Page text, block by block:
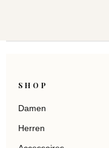
SHOP
Damen
Herren